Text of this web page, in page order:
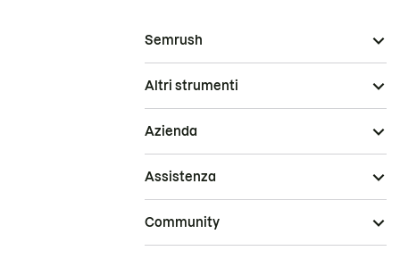
Semrush
Altri strumenti
Azienda
Assistenza
Community